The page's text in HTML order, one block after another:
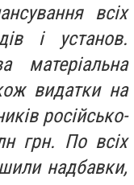
всіх
і установ.
матеріальна
видатки на
російсько-
грн. По всіх
надбавки,